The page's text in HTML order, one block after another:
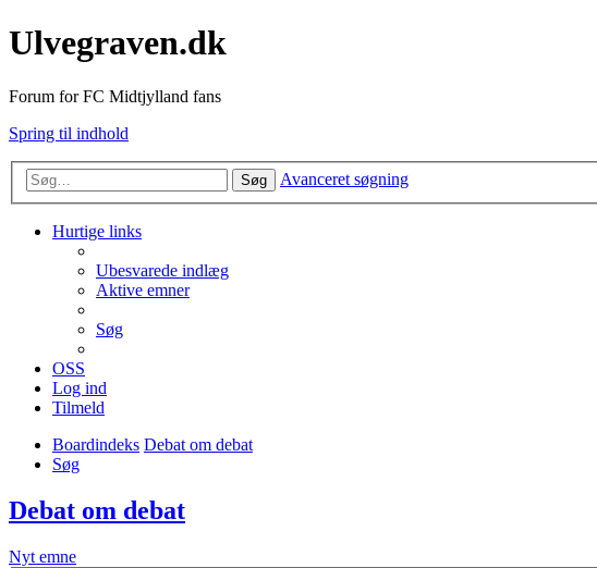
Ulvegraven.dk
Forum for FC Midtjylland fans
Spring til indhold
Søg Avanceret søgning
Hurtige links
Ubesvarede indlæg
Aktive emner
Søg
OSS
Log ind
Tilmeld
Boardindeks Debat om debat
Søg
Debat om debat
Nyt emne